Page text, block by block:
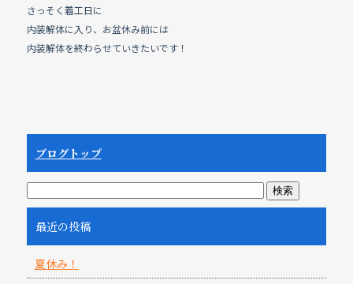
さっそく着工日に
内装解体に入り、お盆休み前には
内装解体を終わらせていきたいです！
ブログトップ
最近の投稿
夏休み！